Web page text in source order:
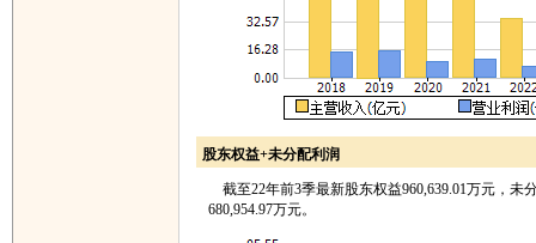
股东权益+未分配利润
截至22年前3季最新股东权益960,639.01万元，未
680,954.97万元。